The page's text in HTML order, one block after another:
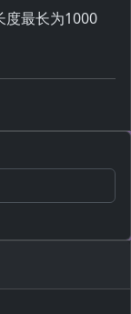
度最长为1000